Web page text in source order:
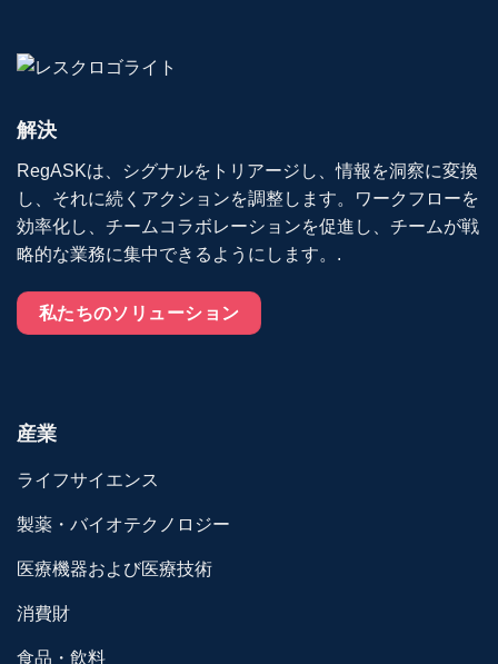
解決
RegASKは、シグナルをトリアージし、情報を洞察に変換
し、それに続くアクションを調整します。ワークフローを
効率化し、チームコラボレーションを促進し、チームが戦
略的な業務に集中できるようにします。.
私たちのソリューション
産業
ライフサイエンス
製薬・バイオテクノロジー
医療機器および医療技術
消費財
食品・飲料